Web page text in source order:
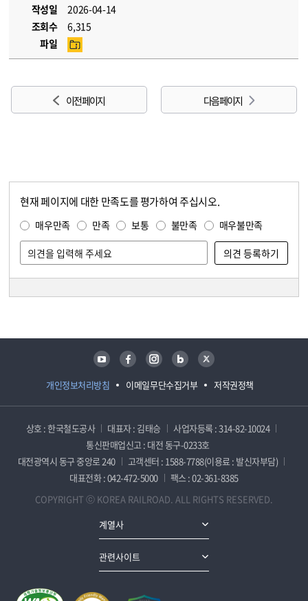
작성일
2026-04-14
조회수
6,315
파일
이전 페이지 다음 페이지
현재 페이지에 대한 만족도를 평가하여 주십시오.
매우만족 만족 보통 불만족 매우불만족
개인정보처리방침 이메일무단수집거부 저작권정책
유튜브 페이스북 인스타그램 블로그 트위터
상호 : 한국철도공사 대표자 : 김태승
사업자등록 : 314-82-10024
통신판매업신고 : 대전 동구-0233호
대전광역시 동구 중앙로 240
고객센터 : 1588-7788(이용료 : 발신자부담)
대표전화 : 042-472-5000
팩스 : 02-361-8385
COPYRIGHT ⓒ KOREA RAILROAD. ALL RIGHTS RESERVED.
계열사
관련사이트